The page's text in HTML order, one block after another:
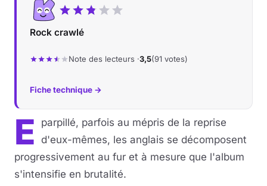
Jeux vidéo
Sortir
Sciences & Tech
Forum
Rock crawlé
Note des lecteurs ·3,5(91 votes)
Fiche technique →
E
parpillé, parfois au mépris de la reprise
d'eux-mêmes, les anglais se décomposent
progressivement au fur et à mesure que l'album
s'intensifie en brutalité.